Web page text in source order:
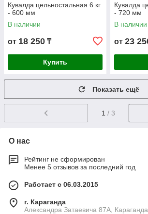
Кувалда цельностальная 6 кг
- 600 мм
В наличии
от 18 250 ₸
Купить
Кувалда
- 720 мм
В наличии
от 23
Показать ещё
1 / 3
О нас
Рейтинг не сформирован
Менее 5 отзывов за последний год
Работает с 06.03.2015
г. Караганда
Александра Затаевича 87А,